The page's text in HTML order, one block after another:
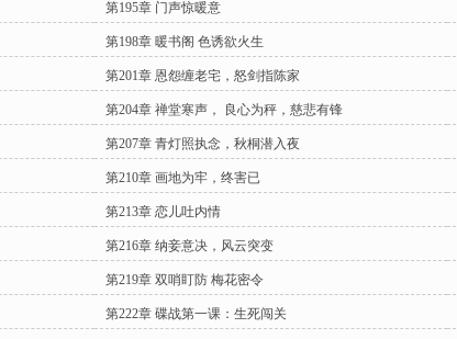
第195章 门声惊暖意
第198章 暖书阁 色诱欲火生
第201章 恩怨缠老宅，怒剑指陈家
第204章 禅堂寒声， 良心为秤，慈悲有锋
第207章 青灯照执念，秋桐潜入夜
第210章 画地为牢，终害已
第213章 恋儿吐内情
第216章 纳妾意决，风云突变
第219章 双哨盯防 梅花密令
第222章 碟战第一课：生死闯关